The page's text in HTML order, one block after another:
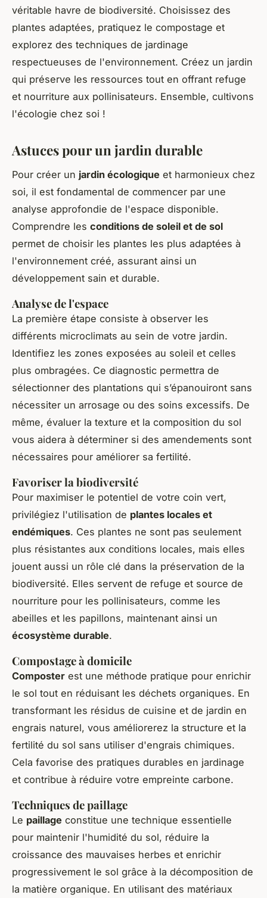
véritable havre de biodiversité. Choisissez des
plantes adaptées, pratiquez le compostage et
explorez des techniques de jardinage
respectueuses de l'environnement. Créez un jardin
qui préserve les ressources tout en offrant refuge
et nourriture aux pollinisateurs. Ensemble, cultivons
l'écologie chez soi !
Astuces pour un jardin durable
Pour créer un jardin écologique et harmonieux chez
soi, il est fondamental de commencer par une
analyse approfondie de l'espace disponible.
Comprendre les conditions de soleil et de sol
permet de choisir les plantes les plus adaptées à
l'environnement créé, assurant ainsi un
développement sain et durable.
Analyse de l'espace
La première étape consiste à observer les
différents microclimats au sein de votre jardin.
Identifiez les zones exposées au soleil et celles
plus ombragées. Ce diagnostic permettra de
sélectionner des plantations qui s’épanouiront sans
nécessiter un arrosage ou des soins excessifs. De
même, évaluer la texture et la composition du sol
vous aidera à déterminer si des amendements sont
nécessaires pour améliorer sa fertilité.
Favoriser la biodiversité
Pour maximiser le potentiel de votre coin vert,
privilégiez l'utilisation de plantes locales et
endémiques. Ces plantes ne sont pas seulement
plus résistantes aux conditions locales, mais elles
jouent aussi un rôle clé dans la préservation de la
biodiversité. Elles servent de refuge et source de
nourriture pour les pollinisateurs, comme les
abeilles et les papillons, maintenant ainsi un
écosystème durable.
Compostage à domicile
Composter est une méthode pratique pour enrichir
le sol tout en réduisant les déchets organiques. En
transformant les résidus de cuisine et de jardin en
engrais naturel, vous améliorerez la structure et la
fertilité du sol sans utiliser d'engrais chimiques.
Cela favorise des pratiques durables en jardinage
et contribue à réduire votre empreinte carbone.
Techniques de paillage
Le paillage constitue une technique essentielle
pour maintenir l'humidité du sol, réduire la
croissance des mauvaises herbes et enrichir
progressivement le sol grâce à la décomposition de
la matière organique. En utilisant des matériaux